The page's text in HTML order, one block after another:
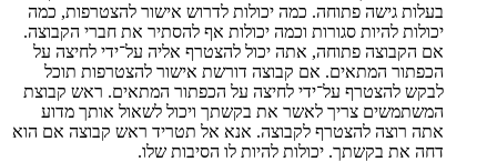
בעלות גישה פתוחה. כמה יכולות לדרוש אישור להצטרפות, כמה
יכולות להיות סגורות וכמה יכולות אף להסתיר את חברי הקבוצה.
אם הקבוצה פתוחה, אתה יכול להצטרף אליה על־ידי לחיצה על
הכפתור המתאים. אם קבוצה דורשת אישור להצטרפות תוכל
לבקש להצטרף על־ידי לחיצה על הכפתור המתאים. ראש קבוצת
המשתמשים צריך לאשר את בקשתך ויכול לשאול אותך מדוע
אתה רוצה להצטרף לקבוצה. אנא אל תטריד ראש קבוצה אם הוא
דחה את בקשתך. יכולות להיות לו הסיבות שלו.